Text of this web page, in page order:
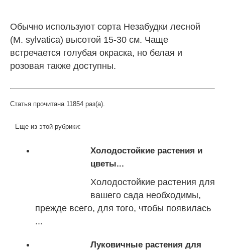
Обычно используют сорта Незабудки лесной
(M. sylvatica) высотой 15-30 см. Чаще
встречается голубая окраска, но белая и
розовая также доступны.
Статья прочитана 11854 раз(a).
Еще из этой рубрики:
Холодостойкие растения и
цветы...
Холодостойкие растения для
вашего сада необходимы,
прежде всего, для того, чтобы появилась
...
Луковичные растения для